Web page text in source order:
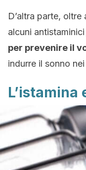
D’altra parte,
alcuni antistaminici
per prevenire il
indurre il sonno